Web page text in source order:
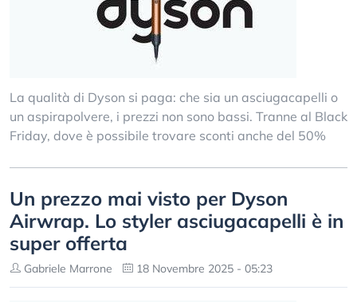
La qualità di Dyson si paga: che sia un asciugacapelli o
un aspirapolvere, i prezzi non sono bassi. Tranne al Black
Friday, dove è possibile trovare sconti anche del 50%
Un prezzo mai visto per Dyson
Airwrap. Lo styler asciugacapelli è in
super offerta
Gabriele Marrone 18 Novembre 2025 - 05:23